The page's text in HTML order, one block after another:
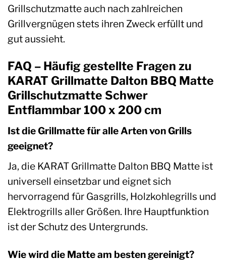
Grillschutzmatte auch nach zahlreichen
Grillvergnügen stets ihren Zweck erfüllt und
gut aussieht.
FAQ – Häufig gestellte Fragen zu
KARAT Grillmatte Dalton BBQ Matte
Grillschutzmatte Schwer
Entflammbar 100 x 200 cm
Ist die Grillmatte für alle Arten von Grills
geeignet?
Ja, die KARAT Grillmatte Dalton BBQ Matte ist
universell einsetzbar und eignet sich
hervorragend für Gasgrills, Holzkohlegrills und
Elektrogrills aller Größen. Ihre Hauptfunktion
ist der Schutz des Untergrunds.
Wie wird die Matte am besten gereinigt?